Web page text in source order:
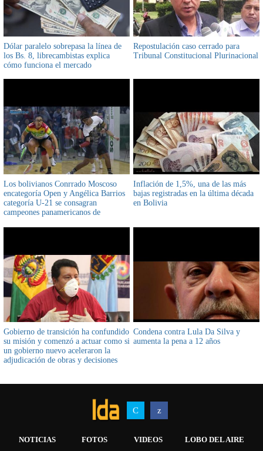
Dólar paralelo sobrepasa la línea de
los Bs. 8, librecambistas explica
cómo funciona el mercado
Repostulación caso cerrado para
Tribunal Constitucional Plurinacional
Los bolivianos Conrrado Moscoso
encategoría Open y Angélica Barrios
categoría U-21 se consagran
campeones panamericanos de
Inflación de 1,5%, una de las más
bajas registradas en la última década
en Bolivia
Gobierno de transición ha confundido
su misión y comenzó a actuar como si
un gobierno nuevo aceleraron la
adjudicación de obras y decisiones
Condena contra Lula Da Silva y
aumenta la pena a 12 años
NOTICIAS FOTOS VIDEOS LOBO DEL AIRE